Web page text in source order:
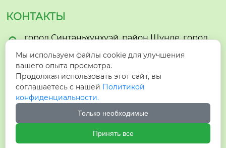
КОНТАКТЫ
 город Синтаньхунхуэй, район Шунде, город
 hzyzhmb1@gmail.com
 +86-15005732903
 +8615005732903
Мы используем файлы cookie для улучшения
вашего опыта просмотра.
Продолжая использовать этот сайт, вы
соглашаетесь с нашей Политикой
конфиденциальности.
Только необходимые
Принять все